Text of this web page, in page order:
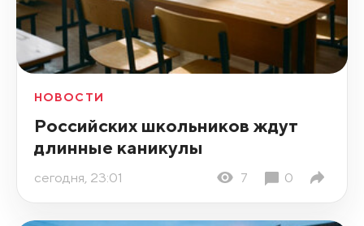
НОВОСТИ
Российских школьников ждут
длинные каникулы
сегодня, 23:01 7 0